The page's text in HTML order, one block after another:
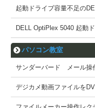
起動ドライブ容量不足の
DELL OptiPlex 5040 起動
パソコン教室
サンダーバード メール操
デジカメ動画ファイルを